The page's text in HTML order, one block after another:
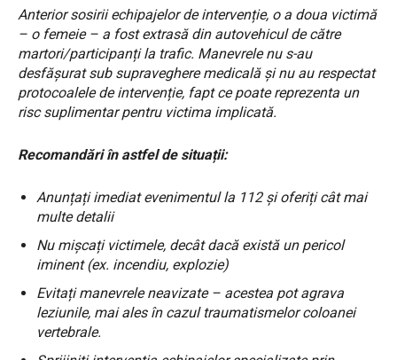
Anterior sosirii echipajelor de intervenție, o a doua victimă
– o femeie – a fost extrasă din autovehicul de către
martori/participanți la trafic. Manevrele nu s-au
desfășurat sub supraveghere medicală și nu au respectat
protocoalele de intervenție, fapt ce poate reprezenta un
risc suplimentar pentru victima implicată.
Recomandări în astfel de situații:
Anunțați imediat evenimentul la 112 și oferiți cât mai
multe detalii
Nu mișcați victimele, decât dacă există un pericol
iminent (ex. incendiu, explozie)
Evitați manevrele neavizate – acestea pot agrava
leziunile, mai ales în cazul traumatismelor coloanei
vertebrale.